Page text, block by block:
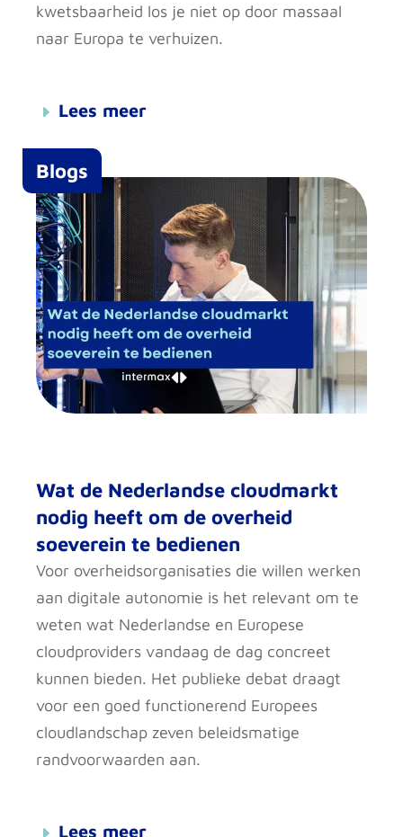
kwetsbaarheid los je niet op door massaal
naar Europa te verhuizen.
Lees meer
Wat de Nederlandse cloudmarkt
nodig heeft om de overheid
soeverein te bedienen
Blogs
Voor overheidsorganisaties die willen werken
aan digitale autonomie is het relevant om te
weten wat Nederlandse en Europese
cloudproviders vandaag de dag concreet
kunnen bieden. Het publieke debat draagt
voor een goed functionerend Europees
cloudlandschap zeven beleidsmatige
randvoorwaarden aan.
Lees meer